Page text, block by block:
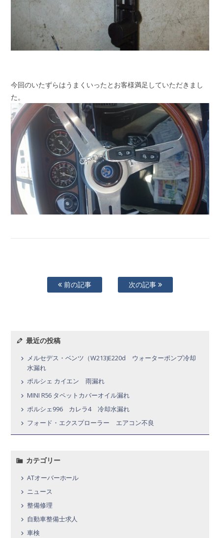
今回のいたずらはうまくいったとお客様満足していただきまし
た。
前の記事 次の記事
最近の投稿
メルセデス・ベンツ（W213)E220d ウォーターポンプ冷却
水漏れ
ポルシェ カイエン 雨漏れ
MINI R56 タペットカバーオイル漏れ
ポルシェ996 カレラ4 冷却水漏れ
フォード・エクスプローラー エアコン不良
カテゴリー
ATオーバーホール
ニュース
整備修理
自動車整備士求人
車検